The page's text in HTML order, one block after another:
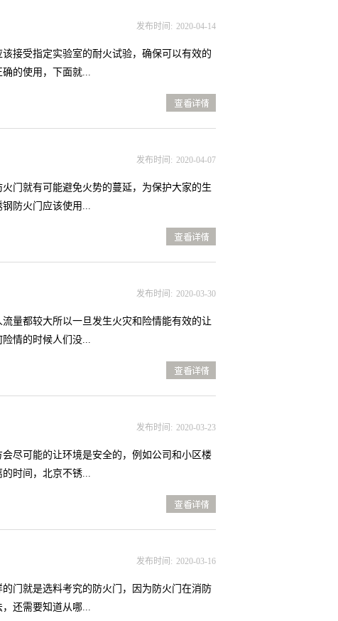
不锈钢防火门的时候，应根据防火门的开闭状
且还应该为双扇和多扇防火门安装好顺序器。
和现场手动控制装置，且应符合产品说明书要
门框与门扇、门扇与门扇的缝隙处嵌装的防火
接受指定实验室的耐火试验，确保可以有效的
的使用，下面就...
了避免防火门受损，在日常使用的时候一定要
棉布将清水擦干。第2.做好润滑保持开闭的顺
时比较费劲。尤其是发现不锈钢防火门开门有
如果是因为小锁舌受潮后出现的开关门费劲，
释放开关等方面是否好用，是否能在火灾发生
发布时间: 2020-04-14
门就有可能避免火势的蔓延，为保护大家的生
防火门应该使用...
的，根据行业的有关规定防火门的门框和门扇
门是两层钢板，中间还会使用填充材料，由于
不锈钢防火门使用的填充物不仅要具有良好的
检测机构进行检验，并确定燃烧性能达到A1级
安装后要保证门扇能够灵活的启闭、没有卡阻
发布时间: 2020-04-07
量都较大所以一旦发生火灾和险情能有效的让
情的时候人们没...
的北京不锈钢防火门具有很强的耐热性，在高
不会产生爆裂的情况。二、材质坚固广受好评
使用了较为坚固的材料去制作北京不锈钢防火
固的材质能够有效的抵抗火焰以及腐蚀性溶液
不锈钢防火门不易损坏的话就可以减少人们对
发布时间: 2020-03-30
尽可能的让环境是安全的，例如公司和小区楼
时间，北京不锈...
门作为安全门而北京不锈钢防火门的优点是什
即使突然发生火灾以及安全隐患也无需担心北
去生命的情况。二.口碑好广受好评的北京不锈
实耐用的是能够保障人们平时的生命以及财产
发布时间: 2020-03-23
门就是选料考究的防火门，因为防火门在消防
还需要知道从哪...
发布时间: 2020-03-16